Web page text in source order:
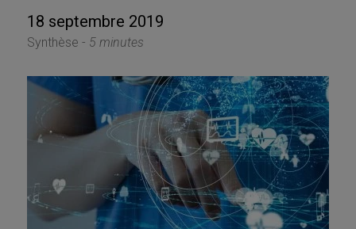
18 septembre 2019
Synthèse - 5 minutes